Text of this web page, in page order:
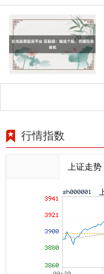
行情指数
上证走势